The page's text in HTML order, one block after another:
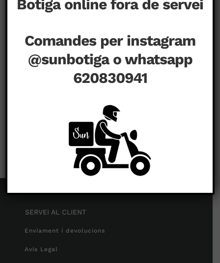
SERVEI AL CLIENT
Enviament i devolucions
Avís Legal
Botiga online fora de servei
Comandes per instagram
@sunbotiga o whatsapp
620830941